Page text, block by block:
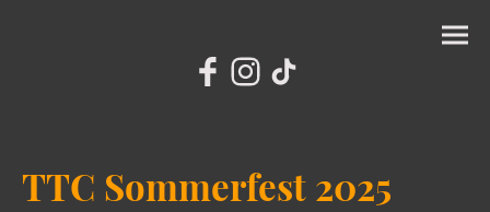
TTC Sommerfest 2025